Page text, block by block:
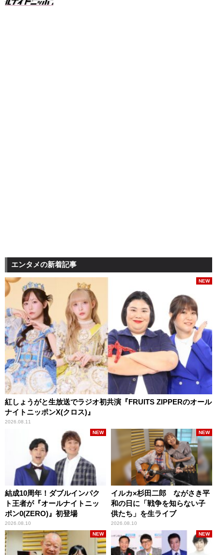
エンタメの新着記事
紅しょうがと生放送でラジオ初共演『FRUITS ZIPPERのオール
ナイトニッポンX(クロス)』
2026.08.11
NEW
結成10周年！ダブルインパク
ト王者が『オールナイトニッ
ポン0(ZERO)』初登場
2026.08.10
NEW
イルカ×杉田二郎 ながさき平
和の日に「戦争を知らない子
供たち」を生ライブ
2026.08.10
NEW
NEW NEW